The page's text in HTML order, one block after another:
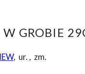
W GROBIE
, ur. , zm.